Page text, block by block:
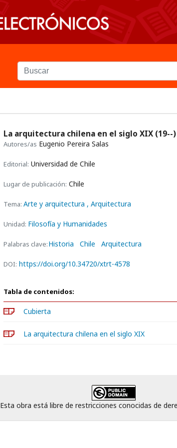
La arquitectura chilena en el siglo XIX (19--)
Autores/as Eugenio Pereira Salas
Editorial: Universidad de Chile
Lugar de publicación: Chile
Tema: Arte y arquitectura , Arquitectura
Unidad: Filosofía y Humanidades
Palabras clave:Historia Chile Arquitectura
DOI: https://doi.org/10.34720/xtrt-4578
Tabla de contenidos:
Cubierta
La arquitectura chilena en el siglo XIX
Esta obra está libre de restricciones conocidas de